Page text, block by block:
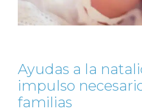
Ayudas a la
impulso
familias